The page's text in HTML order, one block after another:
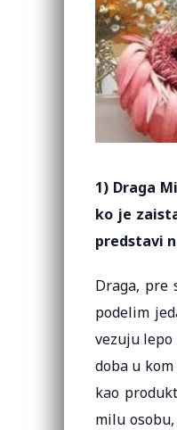
1) Draga
ko je
predstavi
Draga, pre
podelim
vezuju
doba u
kao
milu